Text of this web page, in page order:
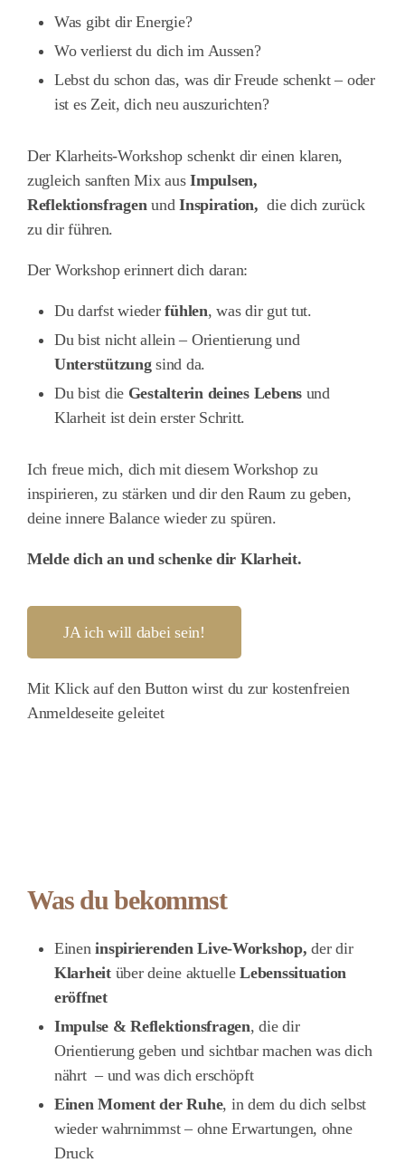
Was gibt dir Energie?
Wo verlierst du dich im Aussen?
Lebst du schon das, was dir Freude schenkt – oder
ist es Zeit, dich neu auszurichten?
Der Klarheits-Workshop schenkt dir einen klaren,
zugleich sanften Mix ausImpulsen,
ReflektionsfragenundInspiration,die dich zurück
zu dir führen.
Der Workshop erinnert dich daran:
Du darfst wiederfühlen, was dir gut tut.
Du bist nicht allein – Orientierung und
Unterstützungsind da.
Du bist die Gestalterin deines Lebens und
Klarheit ist dein erster Schritt.
Ich freue mich, dich mit diesem Workshop zu
inspirieren, zu stärken und dir den Raum zu geben,
deine innere Balance wieder zu spüren.
Melde dich an und schenke dir Klarheit.
JA ich will dabei sein!
Mit Klick auf den Button wirst du zur kostenfreien
Anmeldeseite geleitet
Was du bekommst
Eineninspirierenden Live-Workshop, der dir
Klarheitüber deine aktuelleLebenssituation
eröffnet
Impulse & Reflektionsfragen, die dir
Orientierung geben und sichtbar machen was dich
nährt – und was dich erschöpft
Einen Moment der Ruhe, in dem du dich selbst
wieder wahrnimmst – ohne Erwartungen, ohne
Druck